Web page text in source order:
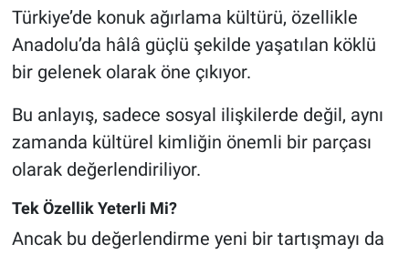
Türkiye’de konuk ağırlama kültürü, özellikle
Anadolu’da hâlâ güçlü şekilde yaşatılan köklü
bir gelenek olarak öne çıkıyor.
Bu anlayış, sadece sosyal ilişkilerde değil, aynı
zamanda kültürel kimliğin önemli bir parçası
olarak değerlendiriliyor.
Tek Özellik Yeterli Mi?
Ancak bu değerlendirme yeni bir tartışmayı da